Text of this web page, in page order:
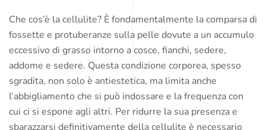
Che cos’è la cellulite? È fondamentalmente la comparsa di
fossette e protuberanze sulla pelle dovute a un accumulo
eccessivo di grasso intorno a cosce, fianchi, sedere,
addome e sedere. Questa condizione corporea, spesso
sgradita, non solo è antiestetica, ma limita anche
l’abbigliamento che si può indossare e la frequenza con
cui ci si espone agli altri. Per ridurre la sua presenza e
sbarazzarsi definitivamente della cellulite è necessario